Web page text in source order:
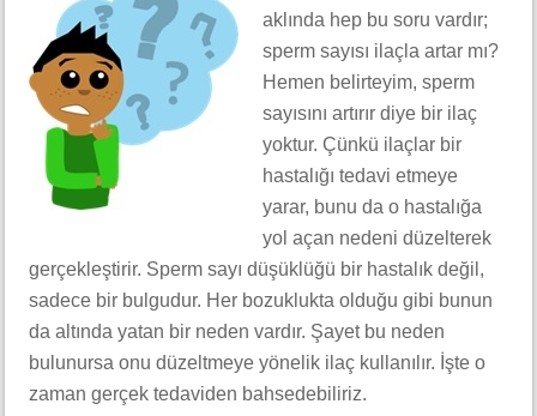
aklında hep bu soru vardır;
sperm sayısı ilaçla artar mı?
Hemen belirteyim, sperm
sayısını artırır diye bir ilaç
yoktur. Çünkü ilaçlar bir
hastalığı tedavi etmeye
yarar, bunu da o hastalığa
yol açan nedeni düzelterek
gerçekleştirir. Sperm sayı düşüklüğü bir hastalık değil,
sadece bir bulgudur. Her bozuklukta olduğu gibi bunun
da altında yatan bir neden vardır. Şayet bu neden
bulunursa onu düzeltmeye yönelik ilaç kullanılır. İşte o
zaman gerçek tedaviden bahsedebiliriz.